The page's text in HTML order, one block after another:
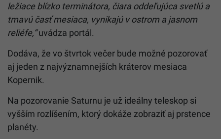
ležiace blízko terminátora, čiara oddeľujúca svetlú a
tmavú časť mesiaca, vynikajú v ostrom a jasnom
reliéfe,“uvádza portál.
Dodáva, že vo štvrtok večer bude možné pozorovať
aj jeden z najvýznamnejších kráterov mesiaca
Kopernik.
Na pozorovanie Saturnu je už ideálny teleskop si
vyšším rozlíšením, ktorý dokáže zobraziť aj prstence
planéty.